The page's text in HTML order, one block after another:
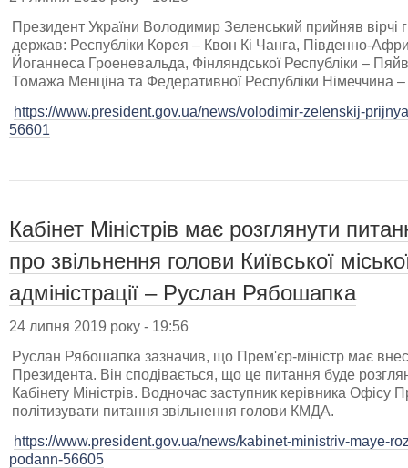
Президент України Володимир Зеленський прийняв вірчі
держав: Республіки Корея – Квон Кі Чанга, Південно-
Йоганнеса Гроеневальда, Фінляндської Республіки –
Томажа Менціна та Федеративної Республіки Німеччина
https://www.president.gov.ua/news/volodimir-zelenskij-
56601
Кабінет Міністрів має розглянути
про звільнення голови Київської
адміністрації – Руслан Рябошапка
24 липня 2019 року - 19:56
Руслан Рябошапка зазначив, що Прем'єр-міністр має
Президента. Він сподівається, що це питання буде
Кабінету Міністрів. Водночас заступник керівника Офісу
політизувати питання звільнення голови КМДА.
https://www.president.gov.ua/news/kabinet-ministriv-maye-
podann-56605